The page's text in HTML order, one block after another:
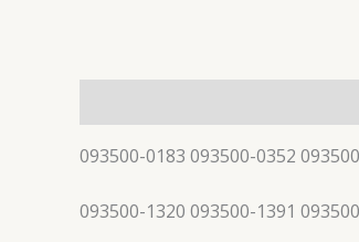
093500-0183 093500-0352
093500-1320 093500-1391